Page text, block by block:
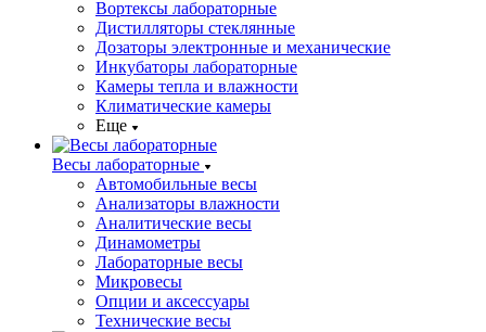
Вортексы лабораторные
Дистилляторы стеклянные
Дозаторы электронные и механические
Инкубаторы лабораторные
Камеры тепла и влажности
Климатические камеры
Еще
Весы лабораторные
Автомобильные весы
Анализаторы влажности
Аналитические весы
Динамометры
Лабораторные весы
Микровесы
Опции и аксессуары
Технические весы